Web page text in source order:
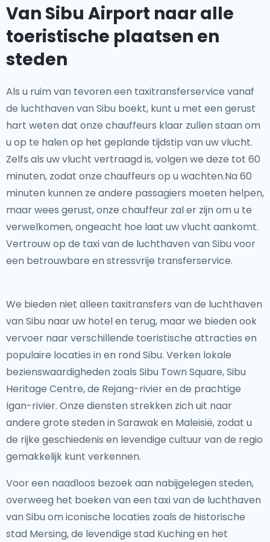
Van Sibu Airport naar alle
toeristische plaatsen en
steden
Als u ruim van tevoren een taxitransferservice vanaf
de luchthaven van Sibu boekt, kunt u met een gerust
hart weten dat onze chauffeurs klaar zullen staan om
u op te halen op het geplande tijdstip van uw vlucht.
Zelfs als uw vlucht vertraagd is, volgen we deze tot 60
minuten, zodat onze chauffeurs op u wachten.Na 60
minuten kunnen ze andere passagiers moeten helpen,
maar wees gerust, onze chauffeur zal er zijn om u te
verwelkomen, ongeacht hoe laat uw vlucht aankomt.
Vertrouw op de taxi van de luchthaven van Sibu voor
een betrouwbare en stressvrije transferservice.
We bieden niet alleen taxitransfers van de luchthaven
van Sibu naar uw hotel en terug, maar we bieden ook
vervoer naar verschillende toeristische attracties en
populaire locaties in en rond Sibu. Verken lokale
bezienswaardigheden zoals Sibu Town Square, Sibu
Heritage Centre, de Rejang-rivier en de prachtige
Igan-rivier. Onze diensten strekken zich uit naar
andere grote steden in Sarawak en Maleisië, zodat u
de rijke geschiedenis en levendige cultuur van de regio
gemakkelijk kunt verkennen.
Voor een naadloos bezoek aan nabijgelegen steden,
overweeg het boeken van een taxi van de luchthaven
van Sibu om iconische locaties zoals de historische
stad Mersing, de levendige stad Kuching en het